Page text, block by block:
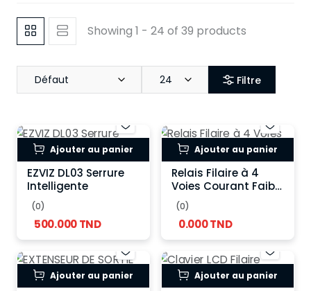
Showing 1 - 24 of 39 products
Défaut 24 Filtre
Ajouter au panier
EZVIZ DL03 Serrure
Intelligente
(0)
500.000 TND
Ajouter au panier
Relais Filaire à 4
Voies Courant Faible
HIKVISION
(0)
0.000 TND
Ajouter au panier Ajouter au panier